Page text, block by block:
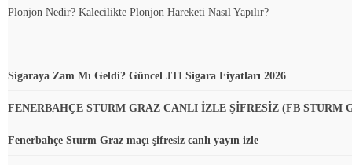
Plonjon Nedir? Kalecilikte Plonjon Hareketi Nasıl Yapılır?
Sigaraya Zam Mı Geldi? Güncel JTI Sigara Fiyatları 2026
FENERBAHÇE STURM GRAZ CANLI İZLE ŞİFRESİZ (FB STURM
Fenerbahçe Sturm Graz maçı şifresiz canlı yayın izle